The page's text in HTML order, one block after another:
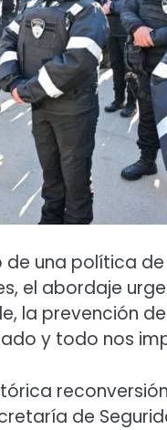
una política
el abordaje
la prevención
y todo nos
de